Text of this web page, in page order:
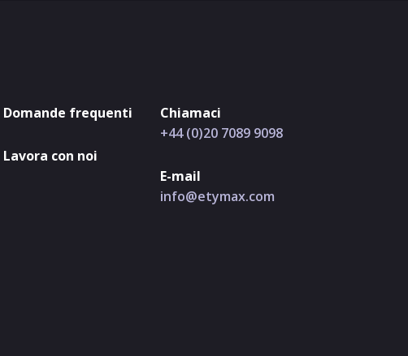
Domande frequenti
Lavora con noi
Chiamaci
+44 (0)20 7089 9098
E-mail
info@etymax.com